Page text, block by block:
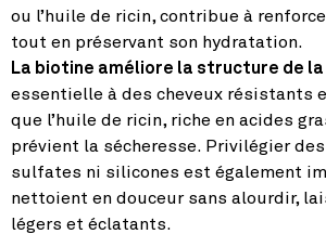
ou l’huile de ricin, contribue à
tout en préservant son hydratation.
La biotine améliore la structure de
essentielle à des cheveux résistants
que l’huile de ricin, riche en acides
prévient la sécheresse. Privilégier
sulfates ni silicones est également
nettoient en douceur sans alourdir,
légers et éclatants.